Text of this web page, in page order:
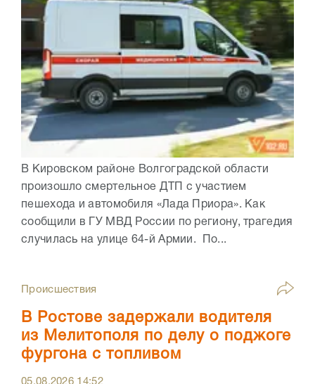
В Кировском районе Волгоградской области
произошло смертельное ДТП с участием
пешехода и автомобиля «Лада Приора». Как
сообщили в ГУ МВД России по региону, трагедия
случилась на улице 64-й Армии. По...
Происшествия
В Ростове задержали водителя
из Мелитополя по делу о поджоге
фургона с топливом
05.08.2026 14:52